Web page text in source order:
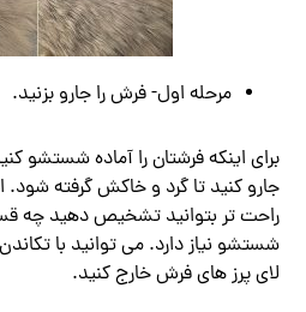
مرحله اول- فرش را جارو بزنید.
برای اینکه فرشتان را آماده شستشو
جارو کنید تا گرد و خاکش گرفته شود.
راحت تر بتوانید تشخیص دهید چه
شستشو نیاز دارد. می توانید با
لای پرز های فرش خارج کنید.